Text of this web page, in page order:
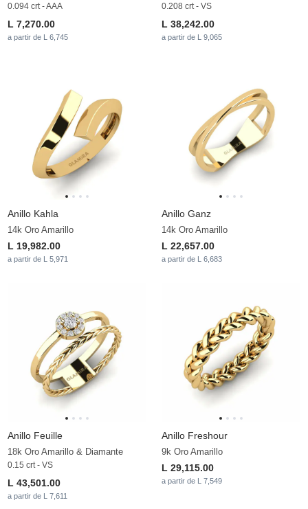
0.094 crt - AAA
L 7,270.00
a partir de L 6,745
0.208 crt - VS
L 38,242.00
a partir de L 9,065
Anillo Kahla
14k Oro Amarillo
L 19,982.00
a partir de L 5,971
Anillo Ganz
14k Oro Amarillo
L 22,657.00
a partir de L 6,683
Anillo Feuille
18k Oro Amarillo & Diamante
0.15 crt - VS
L 43,501.00
a partir de L 7,611
Anillo Freshour
9k Oro Amarillo
L 29,115.00
a partir de L 7,549